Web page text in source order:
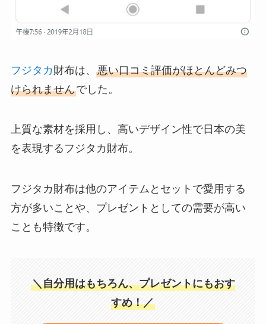
フジタカ財布は、 悪い口コミ評価がほとんどみつ
けられませんでした。
上質な素材を採用し、高いデザイン性で日本の美
を表現するフジタカ財布。
フジタカ財布は他のアイテムとセットで愛用する
方が多いことや、プレゼントとしての需要が高い
ことも特徴です。
＼自分用はもちろん、プレゼントにもおす
すめ！／